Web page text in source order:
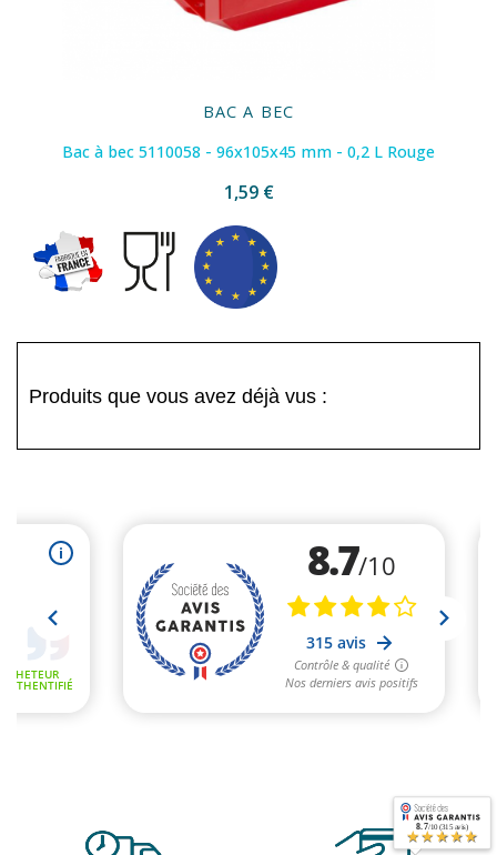
BAC A BEC
Bac à bec 5110058 - 96x105x45 mm - 0,2 L Rouge
1,59 €
Produits que vous avez déjà vus :
8.7/10 (315 avis)
★★★★★